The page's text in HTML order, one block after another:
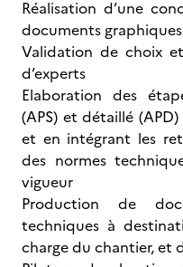
Réalisation d’une
documents
Validation de choix
d’experts
Elaboration des
(APS) et détaillé
et en intégrant les
des normes
vigueur
Production de
techniques à
charge du chantier, et